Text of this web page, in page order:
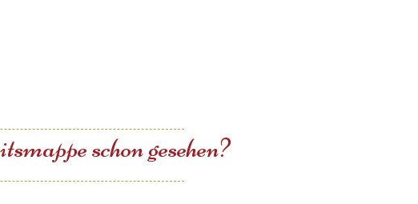
schon gesehen?